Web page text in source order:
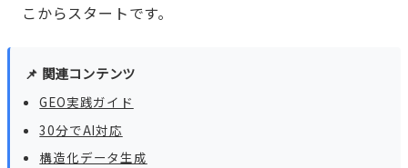
こからスタートです。
📌 関連コンテンツ
GEO実践ガイド
30分でAI対応
構造化データ生成